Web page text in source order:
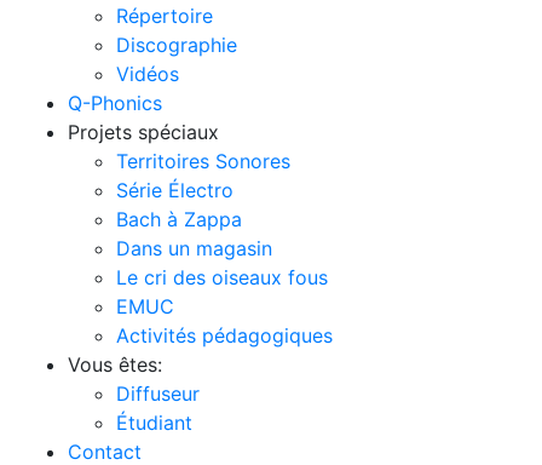
Répertoire
Discographie
Vidéos
Q-Phonics
Projets spéciaux
Territoires Sonores
Série Électro
Bach à Zappa
Dans un magasin
Le cri des oiseaux fous
EMUC
Activités pédagogiques
Vous êtes:
Diffuseur
Étudiant
Contact